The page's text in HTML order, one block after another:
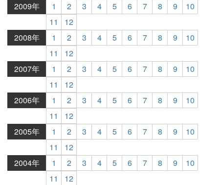
2009年
1 2 3 4 5 6 7 8 9
10
11
12
2008年
1 2 3 4 5 6 7 8 9
10
11
12
2007年
1 2 3 4 5 6 7 8 9
10
11
12
2006年
1 2 3 4 5 6 7 8 9
10
11
12
2005年
1 2 3 4 5 6 7 8 9
10
11
12
2004年
1 2 3 4 5 6 7 8 9
10
11
12